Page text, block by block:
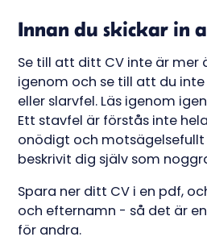
Innan du skickar in
Se till att ditt CV inte är mer
igenom och se till att du
eller slarvfel. Läs igenom
Ett stavfel är förstås inte
onödigt och
beskrivit dig själv som
Spara ner ditt CV i en pdf,
och efternamn - så det är
för andra.